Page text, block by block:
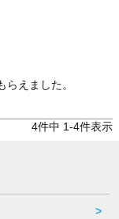
4件中 1-4件表示